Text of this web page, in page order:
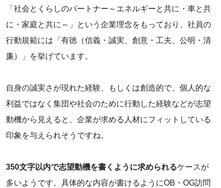
「社会とくらしのパートナー～エネルギーと共に・車と共
に・家庭と共に～」という企業理念をもっており、社員の
行動規範には「有徳（信義・誠実、創意・工夫、公明・清
廉）」を挙げています。
自身の誠実さが現れた経験、もしくは創造的で、個人的な
利益ではなく集団や社会のために行動した経験などが志望
動機から見えると、企業が求める人材にフィットしている
印象を与えられそうですね。
350文字以内で志望動機を書くように求められるケースが
多いようです。具体的な内容が書けるようにOB・OG訪問